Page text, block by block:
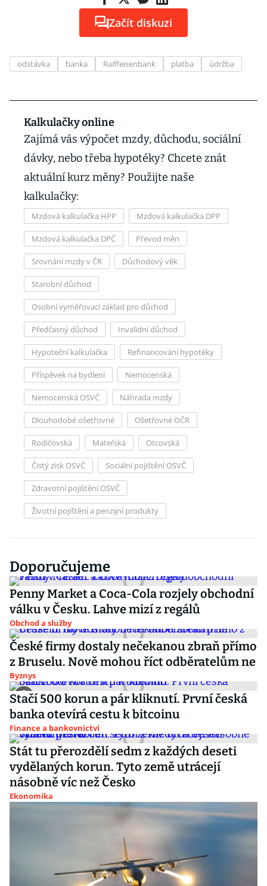
Začít diskuzi
odstávka banka Raiffeisenbank platba údržba
Kalkulačky online
Zajímá vás výpočet mzdy, důchodu, sociální
dávky, nebo třeba hypotéky? Chcete znát
aktuální kurz měny? Použijte naše
kalkulačky:
Mzdová kalkulačka HPP Mzdová kalkulačka DPP
Mzdová kalkulačka DPČ Převod měn
Srovnání mzdy v ČR Důchodový věk
Starobní důchod
Osobní vyměřovací základ pro důchod
Předčasný důchod Invalidní důchod
Hypoteční kalkulačka Refinancování hypotéky
Příspěvek na bydlení Nemocenská
Nemocenská OSVČ Náhrada mzdy
Dlouhodobé ošetřovné Ošetřovné OČR
Rodičovská Mateřská Otcovská
Čistý zisk OSVČ Sociální pojištění OSVČ
Zdravotní pojištění OSVČ
Životní pojištění a penzijní produkty
Doporučujeme
Penny Market a Coca-Cola rozjely obchodní
válku v Česku. Lahve mizí z regálů
Obchod a služby
České firmy dostaly nečekanou zbraň přímo
z Bruselu. Nově mohou říct odběratelům ne
Byznys
Stačí 500 korun a pár kliknutí. První česká
banka otevírá cestu k bitcoinu
Finance a bankovnictví
Stát tu přerozdělí sedm z každých deseti
vydělaných korun. Tyto země utrácejí
násobně víc než Česko
Ekonomika